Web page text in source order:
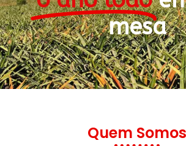
mesa
Quem Somos